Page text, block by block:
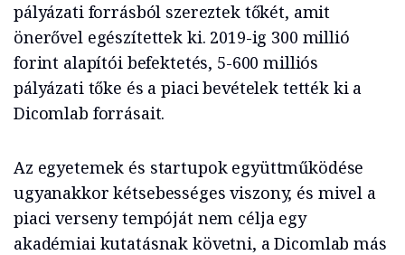
pályázati forrásból szereztek tőkét, amit
önerővel egészítettek ki. 2019-ig 300 millió
forint alapítói befektetés, 5-600 milliós
pályázati tőke és a piaci bevételek tették ki a
Dicomlab forrásait.
Az egyetemek és startupok együttműködése
ugyanakkor kétsebességes viszony, és mivel a
piaci verseny tempóját nem célja egy
akadémiai kutatásnak követni, a Dicomlab más